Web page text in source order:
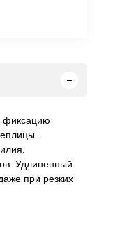
фиксацию
Удлиненный
при резких